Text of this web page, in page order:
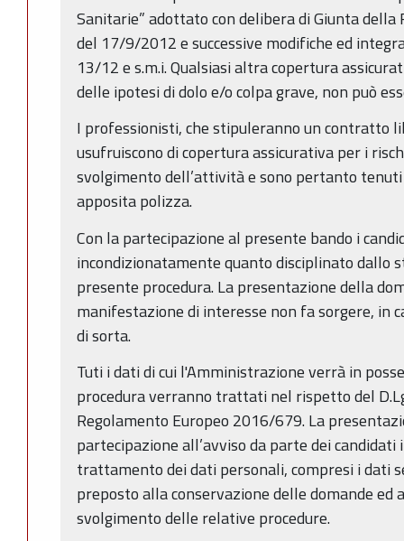
Sanitarie” adottato con delibera di Giunta della
del 17/9/2012 e successive modifiche ed
13/12 e s.m.i. Qualsiasi altra copertura
delle ipotesi di dolo e/o colpa grave, non può
I professionisti, che stipuleranno un contratto
usufruiscono di copertura assicurativa per i
svolgimento dell’attività e sono pertanto
apposita polizza.
Con la partecipazione al presente bando i
incondizionatamente quanto disciplinato dallo
presente procedura. La presentazione della
manifestazione di interesse non fa sorgere, in
di sorta.
Tuti i dati di cui l'Amministrazione verrà in
procedura verranno trattati nel rispetto del
Regolamento Europeo 2016/679. La
partecipazione all’avviso da parte dei candidati
trattamento dei dati personali, compresi i dati
preposto alla conservazione delle domande
svolgimento delle relative procedure.